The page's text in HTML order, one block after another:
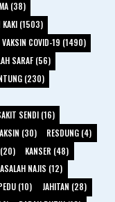
(38)
KAKI (1503)
VAKSIN COVID-19 (1490)
SARAF (56)
(230)
SENDI (16)
(30)
RESDUNG (4)
(20)
KANSER (48)
NAJIS (12)
(10)
JAHITAN (28)